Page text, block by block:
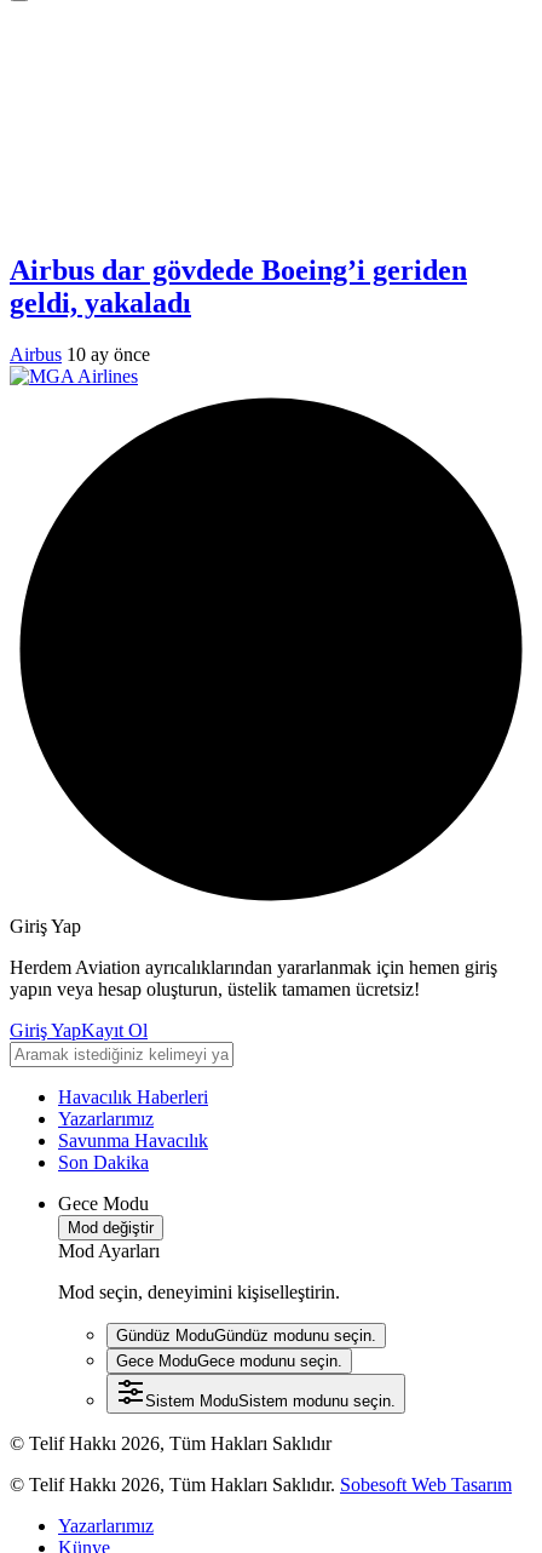
Airbus dar gövdede Boeing’i geriden
geldi, yakaladı
Airbus 10 ay önce
Giriş Yap
Herdem Aviation ayrıcalıklarından yararlanmak için hemen giriş
yapın veya hesap oluşturun, üstelik tamamen ücretsiz!
Giriş YapKayıt Ol
Havacılık Haberleri
Yazarlarımız
Savunma Havacılık
Son Dakika
Gece Modu
Mod değiştir
Mod Ayarları
Mod seçin, deneyimini kişiselleştirin.
Gündüz ModuGündüz modunu seçin.
Gece ModuGece modunu seçin.
Sistem ModuSistem modunu seçin.
© Telif Hakkı 2026, Tüm Hakları Saklıdır
© Telif Hakkı 2026, Tüm Hakları Saklıdır. Sobesoft Web Tasarım
Yazarlarımız
Künye